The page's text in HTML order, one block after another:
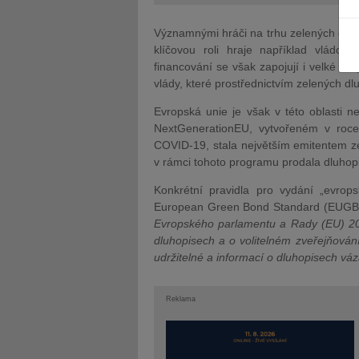
Významnými hráči na trhu zelených
klíčovou roli hraje například vládou
financování se však zapojují i velké
vlády, které prostřednictvím zelených
Evropská unie je však v této oblasti
NextGenerationEU, vytvořeném v
COVID-19, stala největším emitentem
v rámci tohoto programu prodala
Konkrétní pravidla pro vydání
European Green Bond Standard
Evropského parlamentu a Rady (EU)
dluhopisech a o volitelném
udržitelné a informací o dluhopisech
Reklama
JUDr. Tomáš Nielsen
JUDr.
Kurzy